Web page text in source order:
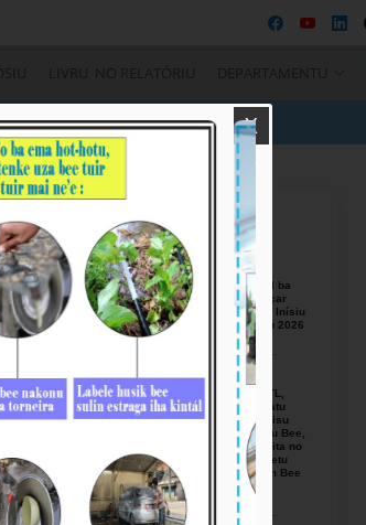
LIVRU NO RELATÓRIU DEPARTAMENTU
Recent Posts
BTL, E.P
Responsável ba
Seremónia Içar
Bandeira iha Inísiu
Fulan Agostu 2026
August-05-
2026
Ezekutivu BTL,
E.P Orienta atu
Mellora Servisu
Fornesimentu Bee,
Hasa’e Reseita no
Finaliza Projetu
Kanalizasaun Bee
iha PA sira
August-05-
X